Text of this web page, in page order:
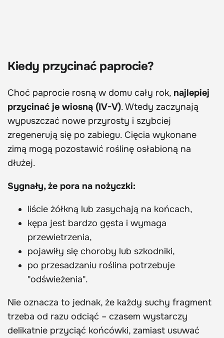
Kiedy przycinać paprocie?
Choć paprocie rosną w domu cały rok, najlepiej
przycinać je wiosną (IV-V). Wtedy zaczynają
wypuszczać nowe przyrosty i szybciej
zregenerują się po zabiegu. Cięcia wykonane
zimą mogą pozostawić roślinę osłabioną na
dłużej.
Sygnały, że pora na nożyczki:
liście żółkną lub zasychają na końcach,
kępa jest bardzo gęsta i wymaga
przewietrzenia,
pojawiły się choroby lub szkodniki,
po przesadzaniu roślina potrzebuje
"odświeżenia".
Nie oznacza to jednak, że każdy suchy fragment
trzeba od razu odciąć – czasem wystarczy
delikatnie przyciąć końcówki, zamiast usuwać